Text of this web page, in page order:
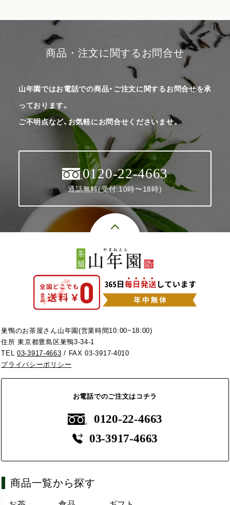
商品・注文に関するお問合せ
山年園ではお電話での商品・ご注文に関するお問合せを承
っております。
ご不明点など、お気軽にお問合せくださいませ。
0120-22-4663
通話無料(受付:10時〜18時)
巣鴨のお茶屋さん山年園(営業時間10:00~18:00)
住所 東京都豊島区巣鴨3-34-1
TEL03-3917-4663 / FAX 03-3917-4010
プライバシーポリシー
お電話でのご注文はコチラ
0120-22-4663
03-3917-4663
商品一覧から探す